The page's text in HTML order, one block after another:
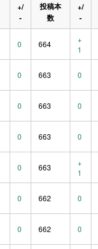
+/
-
投稿本
数
+/
-
0 664
+
1
0 663 0
0 663 0
0 663 0
0 663
+
1
0 662 0
0 662 0